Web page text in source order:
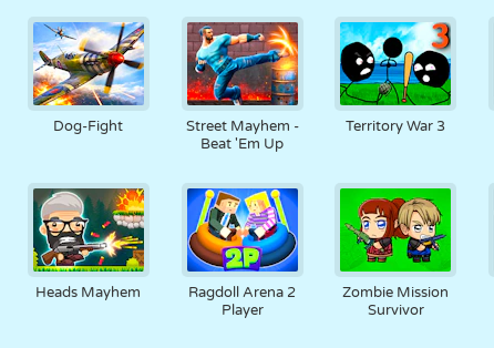
Dog-Fight
Street Mayhem -
Beat 'Em Up
Territory War 3
Heads Mayhem
Ragdoll Arena 2
Player
Zombie Mission
Survivor